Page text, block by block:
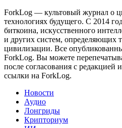
ForkLog — культовый журнал о
технологиях будущего. С 2014
биткоина, искусственного
и других систем, определяющих
цивилизации. Все
ForkLog. Вы можете
после согласования с редакцией
ссылки на ForkLog.
Новости
Аудио
Лонгриды
Крипториум